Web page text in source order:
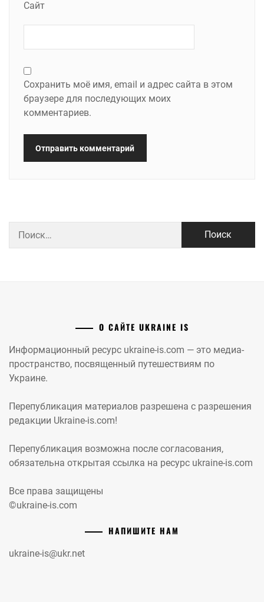
Сайт
Сохранить моё имя, email и адрес сайта в этом
браузере для последующих моих
комментариев.
О САЙТЕ UKRAINE IS
Информационный ресурс ukraine-is.com — это медиа-
пространство, посвященный путешествиям по
Украине.
Перепубликация материалов разрешена с разрешения
редакции Ukraine-is.com!
Перепубликация возможна после согласования,
обязательна открытая ссылка на ресурс ukraine-is.com
Все права защищены
©ukraine-is.com
НАПИШИТЕ НАМ
ukraine-is@ukr.net